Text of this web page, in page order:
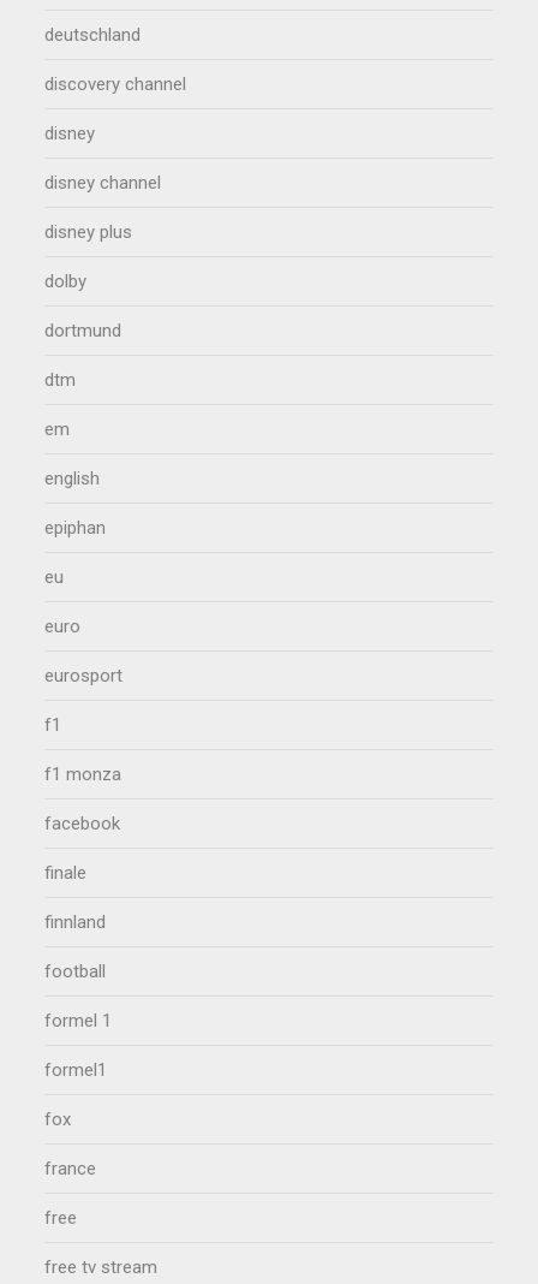
deutschland
discovery channel
disney
disney channel
disney plus
dolby
dortmund
dtm
em
english
epiphan
eu
euro
eurosport
f1
f1 monza
facebook
finale
finnland
football
formel 1
formel1
fox
france
free
free tv stream